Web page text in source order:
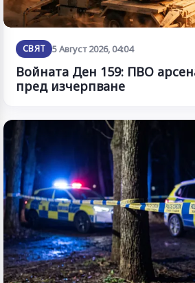
СВЯТ 5 Август 2026, 04:04
Войната Ден 159: ПВО
пред изчерпване